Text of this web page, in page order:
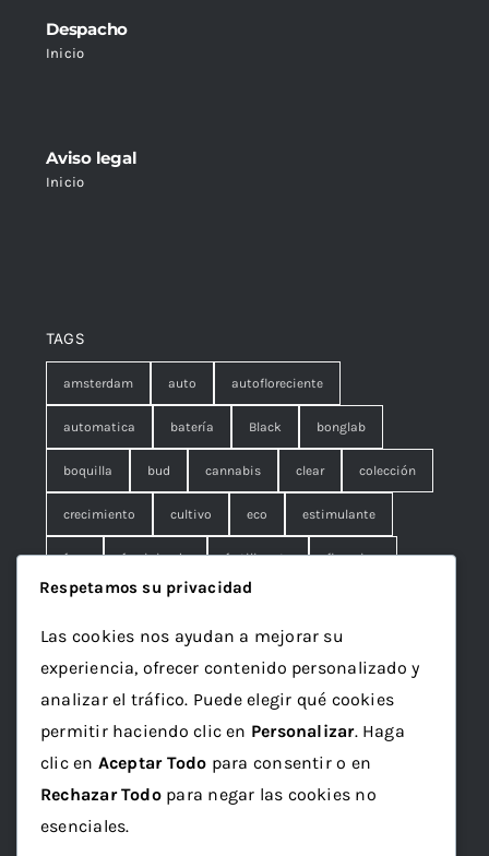
Despacho
Inicio
Aviso legal
Inicio
TAGS
amsterdam auto autofloreciente
automatica batería Black bonglab
boquilla bud cannabis clear colección
crecimiento cultivo eco estimulante
fem feminizada fertilizante floracion
fruna galleta
Grotek grow maceta marihuana
ml papelillo
rolling rosin sativa seed semilla
x1
Respetamos su privacidad
Las cookies nos ayudan a mejorar su
experiencia, ofrecer contenido personalizado y
analizar el tráfico. Puede elegir qué cookies
permitir haciendo clic en Personalizar. Haga
clic en Aceptar Todo para consentir o en
Rechazar Todopara negar las cookies no
esenciales.